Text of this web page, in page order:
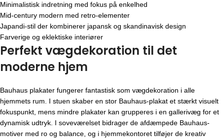
Minimalistisk indretning med fokus på enkelhed
Mid-century modern med retro-elementer
Japandi-stil der kombinerer japansk og skandinavisk design
Farverige og eklektiske interiører
Perfekt vægdekoration til det
moderne hjem
Bauhaus plakater fungerer fantastisk som vægdekoration i alle
hjemmets rum. I stuen skaber en stor Bauhaus-plakat et stærkt visuelt
fokuspunkt, mens mindre plakater kan grupperes i en gallerivæg for et
dynamisk udtryk. I soveværelset bidrager de afdæmpede Bauhaus-
motiver med ro og balance, og i hjemmekontoret tilføjer de kreativ